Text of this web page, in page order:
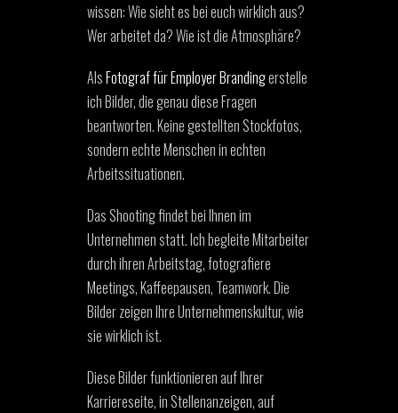
wissen: Wie sieht es bei euch wirklich aus?
Wer arbeitet da? Wie ist die Atmosphäre?
AlsFotograf für Employer Brandingerstelle
ich Bilder, die genau diese Fragen
beantworten. Keine gestellten Stockfotos,
sondern echte Menschen in echten
Arbeitssituationen.
Das Shooting findet bei Ihnen im
Unternehmen statt. Ich begleite Mitarbeiter
durch ihren Arbeitstag, fotografiere
Meetings, Kaffeepausen, Teamwork. Die
Bilder zeigen Ihre Unternehmenskultur, wie
sie wirklich ist.
Diese Bilder funktionieren auf Ihrer
Karriereseite, in Stellenanzeigen, auf